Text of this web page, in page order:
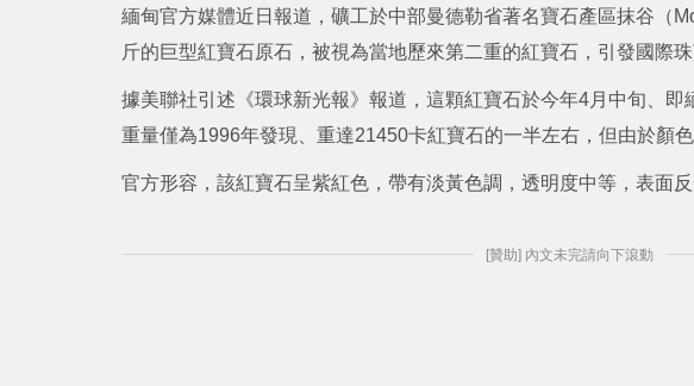
緬甸官方媒體近日報道，礦工於中部曼德勒省著名寶石產區抹谷（
斤的巨型紅寶石原石，被視為當地歷來第二重的紅寶石，引發國際珠
據美聯社引述《環球新光報》報道，這顆紅寶石於今年4月中旬、
重量僅為1996年發現、重達21450卡紅寶石的一半左右，但由於顏
官方形容，該紅寶石呈紫紅色，帶有淡黃色調，透明度中等，表面
[贊助] 內文未完請向下滾動